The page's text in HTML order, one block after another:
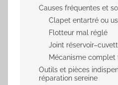
Causes fréquentes et
Clapet entartré ou
Flotteur mal réglé
Joint
Mécanisme complet
Outils et pièces
réparation sereine